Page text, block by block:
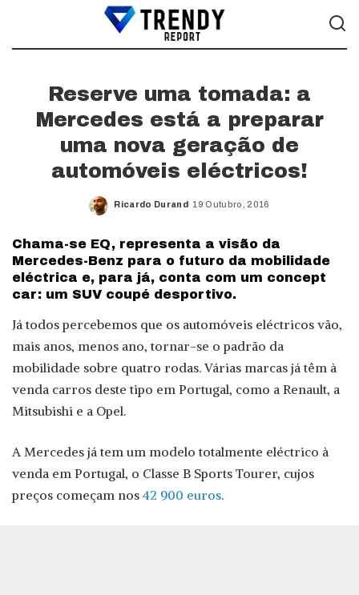
Reserve uma tomada: a
Mercedes está a preparar
uma nova geração de
automóveis eléctricos!
Posted
Ricardo Durand 19 Outubro, 2016
Chama-se EQ, representa a visão da
Mercedes-Benz para o futuro da mobilidade
eléctrica e, para já, conta com um concept
car: um SUV coupé desportivo.
Já todos percebemos que os automóveis eléctricos vão,
mais anos, menos ano, tornar-se o padrão da
mobilidade sobre quatro rodas. Várias marcas já têm à
venda carros deste tipo em Portugal, como a Renault, a
Mitsubishi e a Opel.
A Mercedes já tem um modelo totalmente eléctrico à
venda em Portugal, o Classe B Sports Tourer, cujos
preços começam nos 42 900 euros.